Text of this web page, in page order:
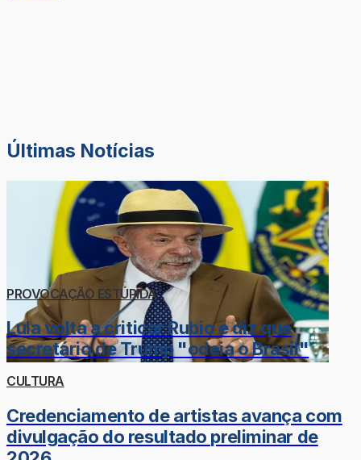
Últimas Notícias
PROVOCAÇÃO ESTÚPIDA
Lula volta a criticar Rubio e diz que
secretário de Trump "odeia o Brasil"
CULTURA
Credenciamento de artistas avança com
divulgação do resultado preliminar de